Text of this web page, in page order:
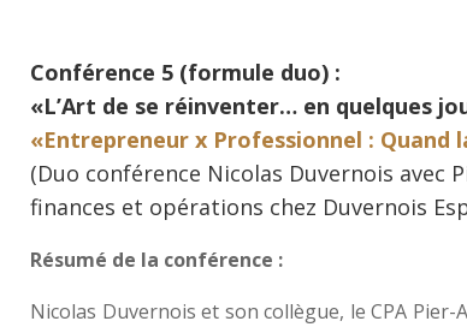
Conférence 5 (formule duo) :
«L’Art de se réinventer… en quelques
«Entrepreneur x Professionnel : Quand
(Duo conférence Nicolas Duvernois avec
finances et opérations chez Duvernois
Résumé de la conférence :
Nicolas Duvernois et son collègue, le CPA